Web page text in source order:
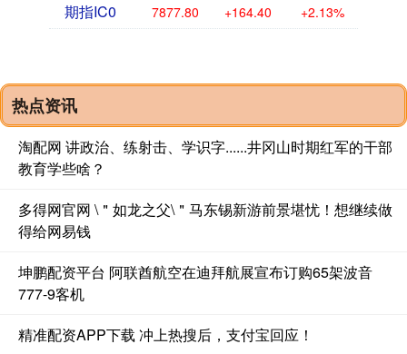
期指IC0 7877.80 +164.40 +2.13%
热点资讯
淘配网 讲政治、练射击、学识字......井冈山时期红军的干部
教育学些啥？
多得网官网 \＂如龙之父\＂马东锡新游前景堪忧！想继续做
得给网易钱
坤鹏配资平台 阿联酋航空在迪拜航展宣布订购65架波音
777-9客机
精准配资APP下载 冲上热搜后，支付宝回应！